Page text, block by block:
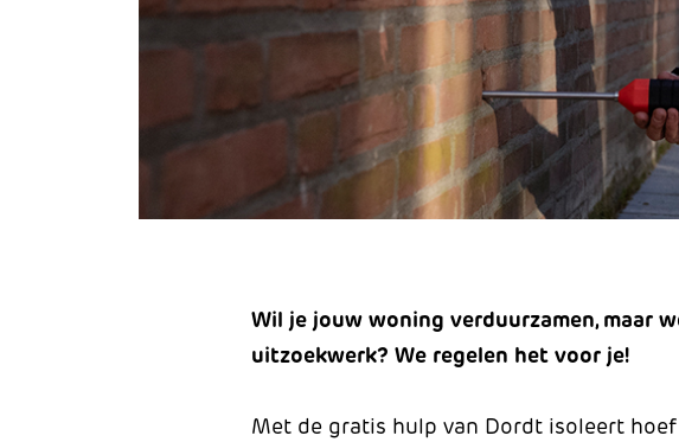
Wil je jouw woning verduurzamen, maar
uitzoekwerk? We regelen het voor je!
Met de gratis hulp van Dordt isoleert